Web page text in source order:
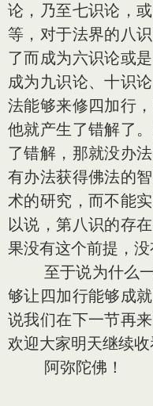
论，乃至七识论，
等，对于法界的八
了而成为六识论或
成为九识论、十识
法能够来修四加行
他就产生了错解了
了错解，那就没办
有办法获得佛法的
术的研究，而不能
以说，第八识的存
果没有这个前提，没
至于说为什么一
够让四加行能够成
说我们在下一节再
欢迎大家明天继续收
阿弥陀佛！